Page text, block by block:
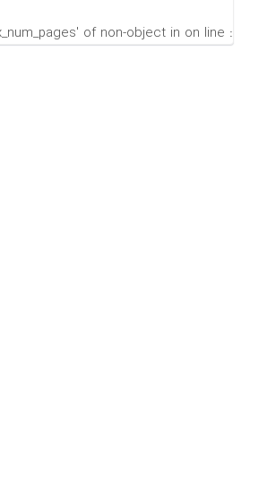
: Trying to get property 'max_num_pages' of non-object in
on line